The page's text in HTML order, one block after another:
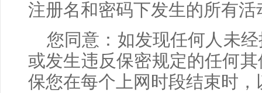
注册名和密码下发生的所有
您同意：如发现任何人未
或发生违反保密规定的任何
保您在每个上网时段结束时